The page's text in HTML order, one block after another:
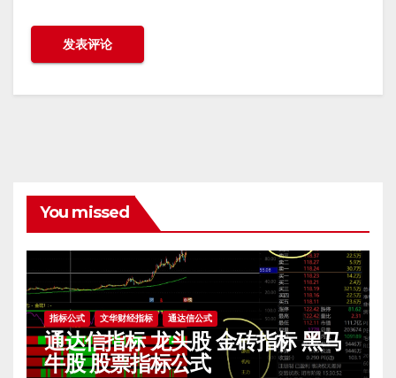
You missed
指标公式 文华财经指标 通达信公式
通达信指标 龙头股 金砖指标 黑马
牛股 股票指标公式